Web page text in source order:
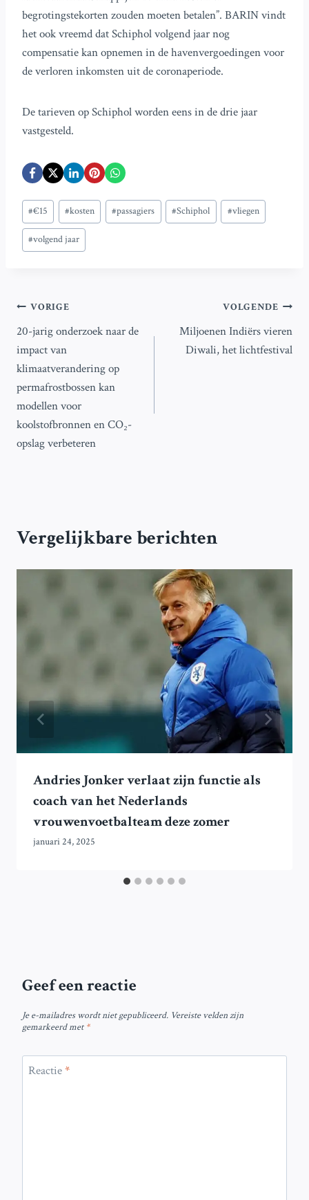
begrotingstekorten zouden moeten betalen”. BARIN vindt
het ook vreemd dat Schiphol volgend jaar nog
compensatie kan opnemen in de havenvergoedingen voor
de verloren inkomsten uit de coronaperiode.
De tarieven op Schiphol worden eens in de drie jaar
vastgesteld.
Bericht
tags:
#€15 #kosten #passagiers #Schiphol #vliegen
#volgend jaar
Bericht
navigatie
VORIGE
20-jarig onderzoek naar de
impact van
klimaatverandering op
permafrostbossen kan
modellen voor
koolstofbronnen en CO₂-
opslag verbeteren
VOLGENDE
Miljoenen Indiërs vieren
Diwali, het lichtfestival
Vergelijkbare berichten
Andries Jonker verlaat zijn functie als
coach van het Nederlands
vrouwenvoetbalteam deze zomer
januari 24, 2025
Geef een reactie
Je e-mailadres wordt niet gepubliceerd. Vereiste velden zijn
gemarkeerd met*
Reactie*